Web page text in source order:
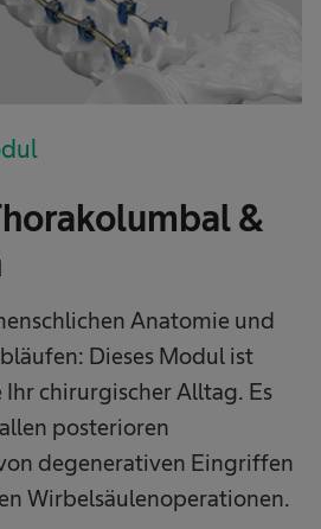
&
Anatomie und
Dieses Modul ist
chirurgischer Alltag. Es
posterioren
degenerativen Eingriffen
Wirbelsäulenoperationen.